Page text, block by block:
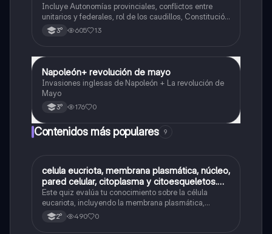
Incluye Autonomías provinciales, conflictos entre
unitarios y federales, rol de los caudillos, Constitución
de 1826, figura de Dorrego y hegemonía de Rosas,
resumen, comparaciones y línea del tiempo.
3° 605 13
Historia
Napoleón+ revolución de mayo
Invasiones inglesas de Napoleón + La revolución de
Mayo
3° 176 0
Contenidos más populares 9
CBiología
celula eucriota, membrana plasmática, núcleo,
pared celular, citoplasma y citoesqueletos.
nombre se las partes de la celula eucariota
Este quiz evalúa tu conocimiento sobre la célula
eucariota, incluyendo la membrana plasmática,
núcleo, pared celular, citoplasma y citoesqueleto.
2° 490 0